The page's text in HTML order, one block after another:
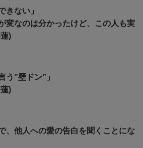
きない」
変なのは分かったけど、この人も実
)
う”壁ドン”」
)
、他人への愛の告白を聞くことにな